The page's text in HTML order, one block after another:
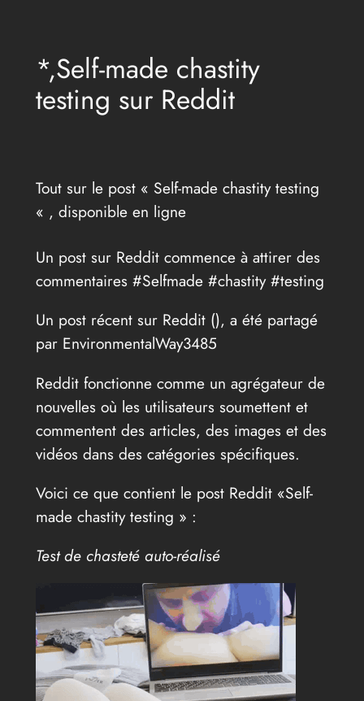
contenu*,Self-made chastity
testing sur Reddit
Tout sur le post « Self-made chastity testing
« , disponible en ligne
Un post sur Reddit commence à attirer des
commentaires #Selfmade #chastity #testing
Un post récent sur Reddit (), a été partagé
par EnvironmentalWay3485
Reddit fonctionne comme un agrégateur de
nouvelles où les utilisateurs soumettent et
commentent des articles, des images et des
vidéos dans des catégories spécifiques.
Voici ce que contient le post Reddit «Self-
made chastity testing » :
Test de chasteté auto-réalisé